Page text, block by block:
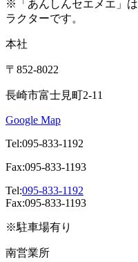
※「あんしんセエメエ」
ラクターです。
本社
〒852-8022
長崎市富士見町2-11
Google Map
Tel:095-833-1192
Fax:095-833-1193
Tel:095-833-1192
Fax:095-833-1193
※駐車場有り
南営業所